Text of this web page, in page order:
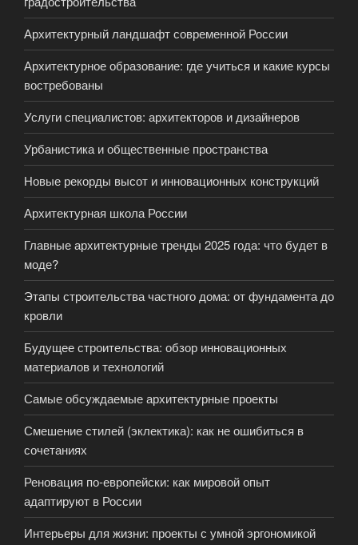
Архитектурный ландшафт современной России
Архитектурное образование: где учиться и какие курсы
востребованы
Услуги специалистов: архитекторов и дизайнеров
Урбанистика и общественные пространства
Новые рекорды высот и инновационных конструкций
Архитектурная школа России
Главные архитектурные тренды 2025 года: что будет в
моде?
Этапы строительства частного дома: от фундамента до
кровли
Будущее строительства: обзор инновационных
материалов и технологий
Самые обсуждаемые архитектурные проекты
Смешение стилей (эклектика): как не ошибиться в
сочетаниях
Реновация по-европейски: как мировой опыт
адаптируют в России
Интерьеры для жизни: проекты с умной эргономикой